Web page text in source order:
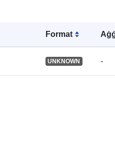
Format
UNKNOWN -